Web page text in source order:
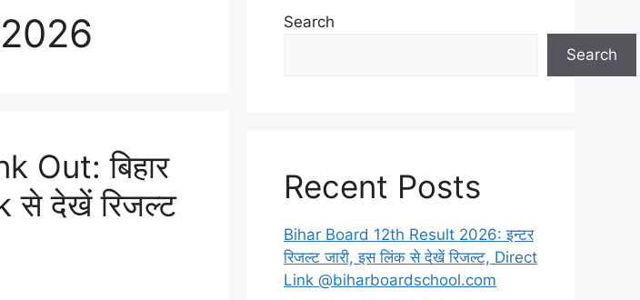
Out: बिहार
से देखें रिजल्ट
Search
Search
Recent Posts
Bihar Board 12th Result 2026: इन्टर
रिजल्ट जारी, इस लिंक से देखें रिजल्ट, Direct
Link @biharboardschool.com